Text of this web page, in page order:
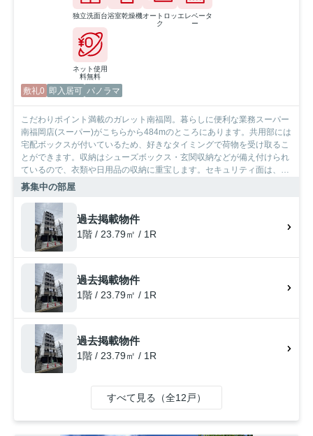
独立洗面台浴室乾燥機オートロッ
ク
エレベータ
ー
ネット使用
料無料
敷礼0 即入居可 パノラマ
こだわりポイント満載のガレット南福岡。暮らしに便利な業務スーパー
南福岡店(スーパー)がこちらから484mのところにあります。共用部には
宅配ボックスが付いているため、好きなタイミングで荷物を受け取るこ
とができます。収納はシューズボックス・玄関収納などが備え付けられ
ているので、衣類や日用品の収納に重宝します。セキュリティ面は、オ
ートロック・TVインターホンなど充実しているので安心して生活できま
す。当社では西鉄大牟田線雑餉隈周辺の賃貸情報を数多く取り扱ってお
ります。引っ越しを検討しているなら、お気軽にご連絡ください。
募集中の部屋
過去掲載物件
1階 / 23.79㎡ / 1R
過去掲載物件
1階 / 23.79㎡ / 1R
過去掲載物件
1階 / 23.79㎡ / 1R
すべて見る（全12戸）